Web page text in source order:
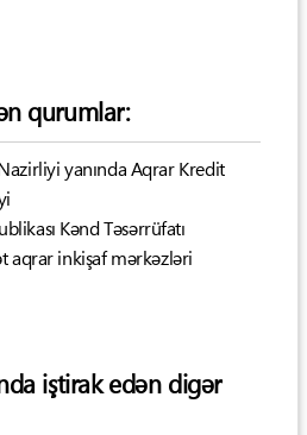
qurumlar:
yanında Aqrar Kredit
Kənd Təsərrüfatı
aqrar inkişaf mərkəzləri
iştirak edən digər